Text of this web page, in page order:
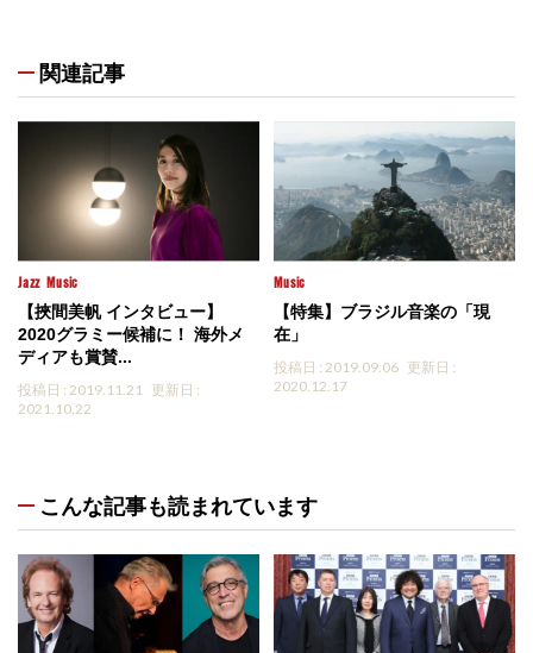
関連記事
Jazz Music
【挾間美帆 インタビュー】
2020グラミー候補に！ 海外メ
ディアも賞賛...
投稿日 : 2019.11.21
更新日 :
2021.10.22
Music
【特集】ブラジル音楽の「現
在」
投稿日 : 2019.09.06 更新日 :
2020.12.17
こんな記事も読まれています